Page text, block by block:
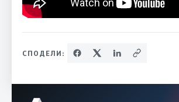
СПОДЕЛИ: